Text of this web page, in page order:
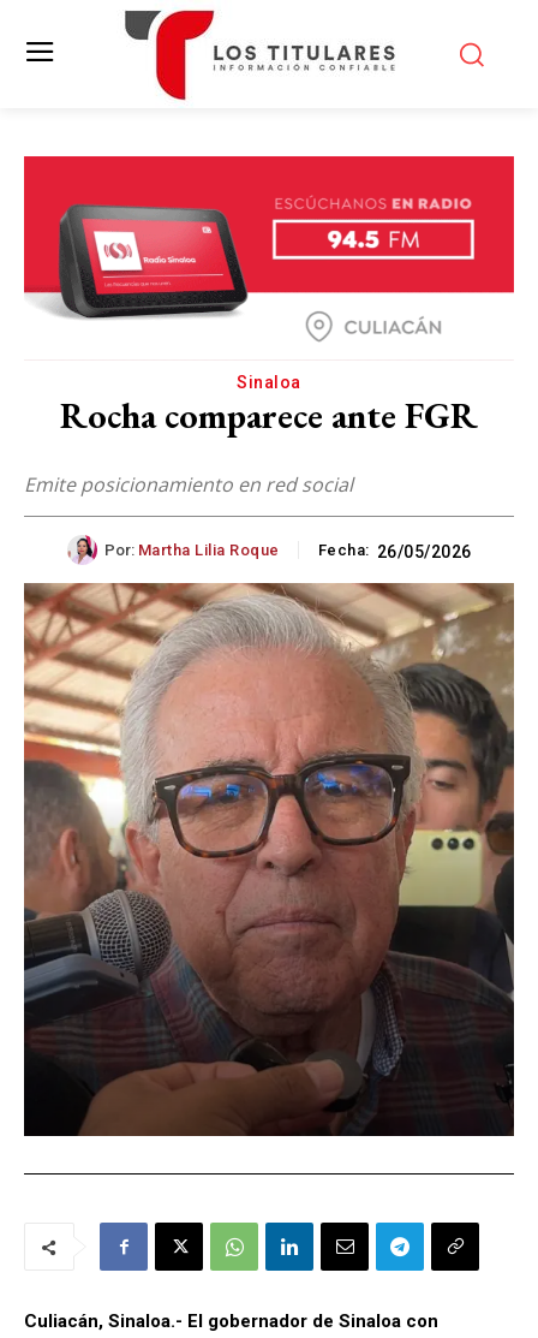
Sinaloa
Rocha comparece ante FGR
Emite posicionamiento en red social
Por: Martha Lilia Roque Fecha: 26/05/2026
Culiacán, Sinaloa.- El gobernador de Sinaloa con